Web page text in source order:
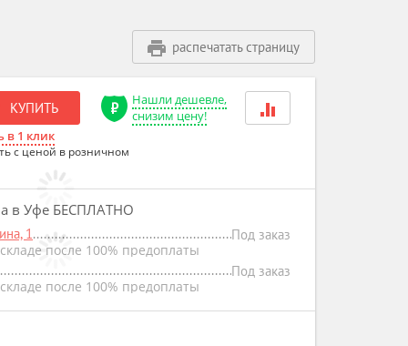
распечатать страницу
КУПИТЬ
в 1 клик
Нашли дешевле,
снизим цену!
с ценой в розничном
в Уфе БЕСПЛАТНО
1
Под заказ
после 100% предоплаты
Под заказ
после 100% предоплаты